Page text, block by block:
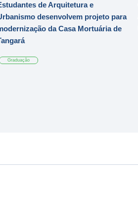
de Arquitetura e
desenvolvem projeto para
da Casa Mortuária de
Graduação